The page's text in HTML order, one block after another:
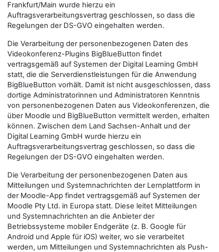
Frankfurt/Main wurde hierzu ein
Auftragsverarbeitungsvertrag geschlossen, so dass die
Regelungen der DS-GVO eingehalten werden.
Die Verarbeitung der personenbezogenen Daten des
Videokonferenz-Plugins BigBlueButton findet
vertragsgemäß auf Systemen der Digital Learning GmbH
statt, die die Serverdienstleistungen für die Anwendung
BigBlueButton vorhält. Damit ist nicht ausgeschlossen, dass
dortige Administratorinnen und Administratoren Kenntnis
von personenbezogenen Daten aus Videokonferenzen, die
über Moodle und BigBlueButton vermittelt werden, erhalten
können. Zwischen dem Land Sachsen-Anhalt und der
Digital Learning GmbH wurde hierzu ein
Auftragsverarbeitungsvertrag geschlossen, so dass die
Regelungen der DS-GVO eingehalten werden.
Die Verarbeitung der personenbezogenen Daten aus
Mitteilungen und Systemnachrichten der Lernplattform in
der Moodle-App findet vertragsgemäß auf Systemen der
Moodle Pty Ltd. in Europa statt. Diese leitet Mitteilungen
und Systemnachrichten an die Anbieter der
Betriebssysteme mobiler Endgeräte (z. B. Google für
Android und Apple für iOS) weiter, wo sie verarbeitet
werden, um Mitteilungen und Systemnachrichten als Push-